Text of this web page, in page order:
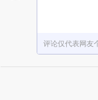
评论仅代表网友